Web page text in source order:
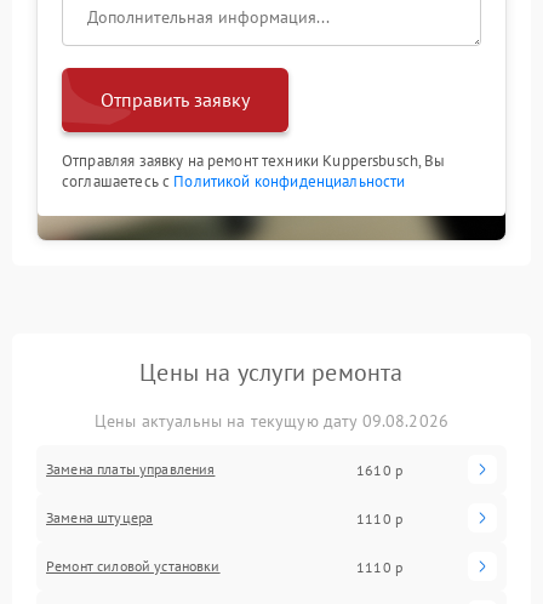
Отправить заявку
Отправляя заявку на ремонт техники Kuppersbusch, Вы
соглашаетесь с Политикой конфиденциальности
Цены на услуги ремонта
Цены актуальны на текущую дату 09.08.2026
Замена платы управления 1610 р
Замена штуцера 1110 р
Ремонт силовой установки 1110 р